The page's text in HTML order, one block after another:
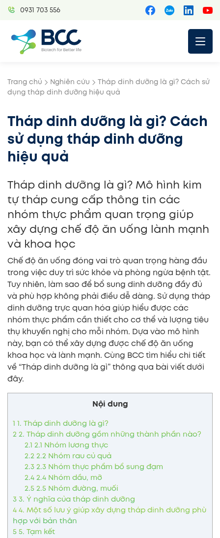
Skip
0931 703 556
Trang chủ Nghiên cứu
Tháp dinh dưỡng là gì? Cách sử
dụng tháp dinh dưỡng hiệu quả
Tháp dinh dưỡng là gì? Cách
sử dụng tháp dinh dưỡng
hiệu quả
Tháp dinh dưỡng là gì? Mô hình kim
tự tháp cung cấp thông tin các
nhóm thực phẩm quan trọng giúp
xây dựng chế độ ăn uống lành mạnh
và khoa học
Chế độ ăn uống đóng vai trò quan trọng hàng đầu
trong việc duy trì sức khỏe và phòng ngừa bệnh tật.
Tuy nhiên, làm sao để bổ sung dinh dưỡng đầy đủ
và phù hợp không phải điều dễ dàng. Sử dụng tháp
dinh dưỡng trực quan hóa giúp hiểu được các
nhóm thực phẩm cần thiết cho cơ thể và lượng tiêu
thụ khuyến nghị cho mỗi nhóm. Dựa vào mô hình
này, bạn có thể xây dựng được chế độ ăn uống
khoa học và lành mạnh. Cùng BCC tìm hiểu chi tiết
về “Tháp dinh dưỡng là gì” thông qua bài viết dưới
đây.
Nội dung
1 1. Tháp dinh dưỡng là gì?
22. Tháp dinh dưỡng gồm những thành phần nào?
2.1 2.1 Nhóm lương thực
2.22.2 Nhóm rau củ quả
2.32.3 Nhóm thực phẩm bổ sung đạm
2.42.4 Nhóm dầu, mỡ
2.52.5 Nhóm đường, muối
33. Ý nghĩa của tháp dinh dưỡng
44. Một số lưu ý giúp xây dựng tháp dinh dưỡng phù
hợp với bản thân
55. Tạm kết